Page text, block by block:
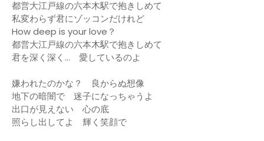
都営大江戸線の六本木駅で抱きしめて
私変わらず君にゾッコンだけれど
How deep is your love？
都営大江戸線の六本木駅で抱きしめて
君を深く深く... 愛しているのよ
嫌われたのかな？ 良からぬ想像
地下の暗闇で 迷子になっちゃうよ
出口が見えない 心の底
照らし出してよ 輝く笑顔で